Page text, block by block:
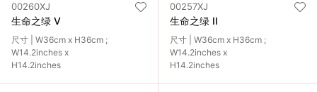
00260XJ
生命之绿 V
尺寸 | W36cm x H36cm ;
W14.2inches x
H14.2inches
00257XJ
生命之绿 II
尺寸 | W36cm x H36cm ;
W14.2inches x
H14.2inches